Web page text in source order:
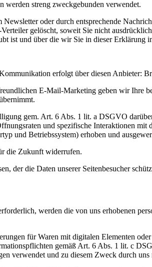
werden streng zweckgebunden verwendet.
oder durch entsprechende
gelöscht, soweit Sie nicht
ist und über die wir Sie in dieser Erklärung
erfolgt über diesen Anbieter:
E-Mail-Marketing geben wir
gem. Art. 6 Abs. 1 lit. a DSGVO
und spezifische Interaktionen mit
und Betriebssystem) erhoben und
die Zukunft widerrufen.
der die Daten unserer Seitenbesucher
werden die von uns erhobenen
für Waren mit digitalen Elementen
gemäß Art. 6 Abs. 1 lit. c
verwendet und zu diesem Zweck durch